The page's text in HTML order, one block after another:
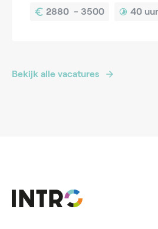
40 uur
Bekijk alle vacatures